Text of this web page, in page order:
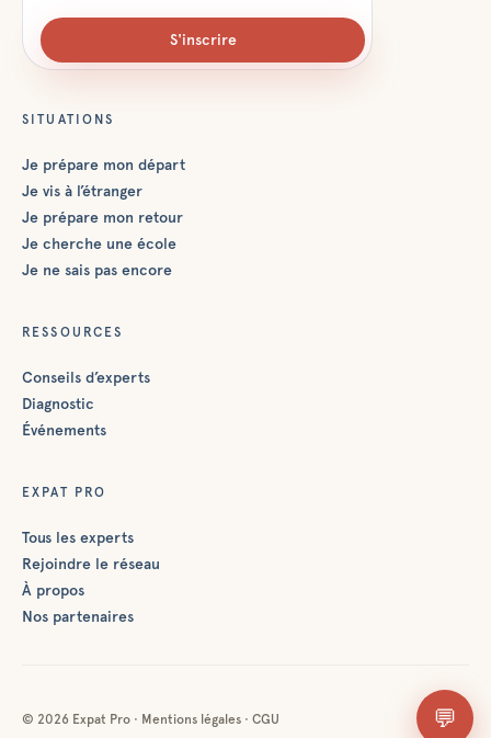
S'inscrire
SITUATIONS
Je prépare mon départ
Je vis à l’étranger
Je prépare mon retour
Je cherche une école
Je ne sais pas encore
RESSOURCES
Conseils d’experts
Diagnostic
Événements
EXPAT PRO
Tous les experts
Rejoindre le réseau
À propos
Nos partenaires
© 2026 Expat Pro · Mentions légales · CGU 💬